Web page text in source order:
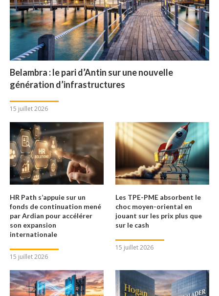
Belambra : le pari d’Antin sur une nouvelle
génération d’infrastructures
15 juillet 2026
HR Path s’appuie sur un
fonds de continuation mené
par Ardian pour accélérer
son expansion
internationale
15 juillet 2026
Les TPE-PME absorbent le
choc moyen-oriental en
jouant sur les prix plus que
sur le cash
15 juillet 2026